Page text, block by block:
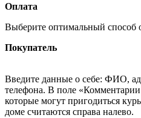
Оплата
Выберите оптимальный способ
Покупатель
Введите данные о себе: ФИО,
телефона. В поле «Комментарии
которые могут пригодиться
доме считаются справа налево.